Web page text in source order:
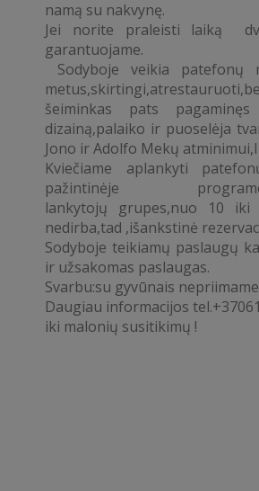
namą su nakvynę.
Jei norite praleisti laiką
garantuojame.
Sodyboje veikia patefonų
šeiminkas pats
dizainą,palaiko ir puoselėja
Jono ir Adolfo Mekų
Kviečiame aplankyti
pažintinėje
lankytojų grupes,nuo 10 iki
nedirba,tad ,išankstinė
Sodyboje teikiamų paslaugų
ir užsakomas paslaugas.
Svarbu:su gyvūnais
Daugiau informacijos
iki malonių susitikimų !